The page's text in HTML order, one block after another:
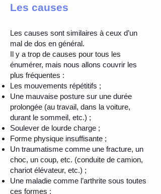
Les causes
Les causes sont similaires à ceux d’un
mal de dos en général.
Il y a trop de causes pour tous les
énumérer, mais nous allons couvrir les
plus fréquentes :
Les mouvements répétitifs ;
Une mauvaise posture sur une durée
prolongée (au travail, dans la voiture,
durant le sommeil, etc.) ;
Soulever de lourde charge ;
Forme physique insuffisante ;
Un traumatisme comme une fracture, un
choc, un coup, etc. (conduite de camion,
chariot élévateur, etc.) ;
Une maladie comme l’arthrite sous toutes
ces formes ;